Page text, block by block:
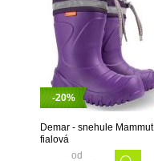
-20%
Demar - snehule Mammut
fialová
od